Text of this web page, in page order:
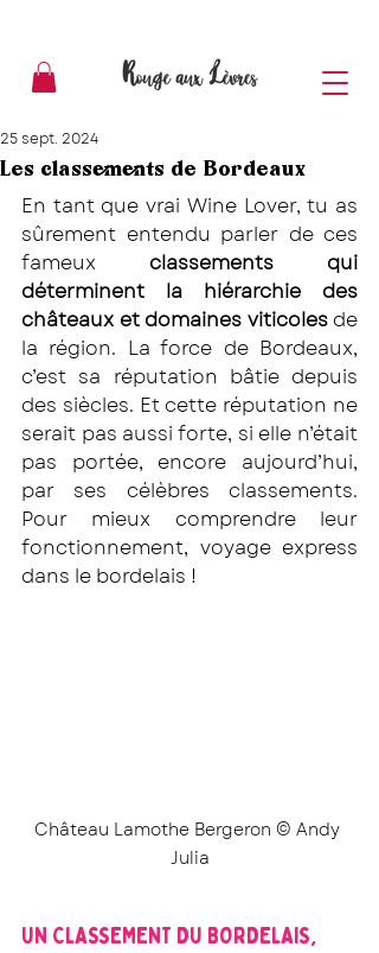
Les classements de Bordeaux
25 sept. 2024
En tant que vrai Wine Lover, tu as
sûrement entendu parler de ces
fameux classements qui
déterminent la hiérarchie des
châteaux et domaines viticoles de
la région. La force de Bordeaux,
c’est sa réputation bâtie depuis
des siècles. Et cette réputation ne
serait pas aussi forte, si elle n’était
pas portée, encore aujourd’hui,
par ses célèbres classements.
Pour mieux comprendre leur
fonctionnement, voyage express
dans le bordelais !
Château Lamothe Bergeron © Andy
Julia
UN CLASSEMENT DU BORDELAIS,